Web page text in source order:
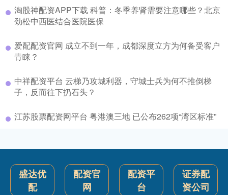
淘股神配资APP下载 科普：冬季养肾需要注意哪些？北京
劲松中西医结合医院医保
爱配配资官网 成立不到一年，成都深度立方为何备受客户
青睐？
中祥配资平台 云梯乃攻城利器，守城士兵为何不推倒梯
子，反而往下扔石头？
江苏股票配资网平台 粤港澳三地 已公布262项“湾区标准”
盛达优
配
配资官
网
配资平
台
证券配
资公司